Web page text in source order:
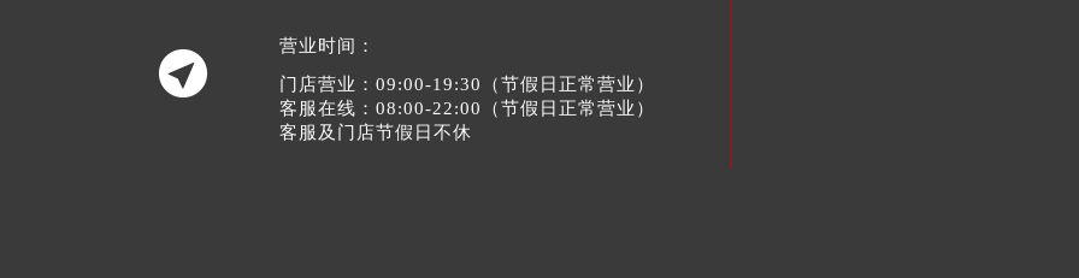

营业时间：
门店营业：09:00-19:30（节假日正常营业）
客服在线：08:00-22:00（节假日正常营业）
客服及门店节假日不休